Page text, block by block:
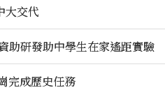
大交代
助研發助中學生在家遙距實驗
完成歷史任務